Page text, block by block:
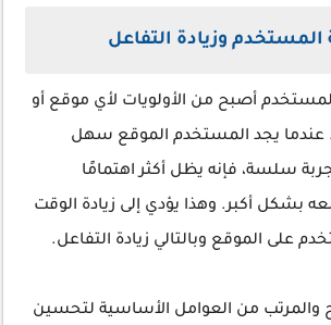
وزيادة التفاعل
أصبح من الأولويات لأي موقع أو
عندما يجد المستخدم الموقع سهل
سلسة، فإنه يظل أكثر اهتمامًا
بشكل أكبر. وهذا يؤدي إلى زيادة الوقت
على الموقع وبالتالي زيادة التفاعل.
والمرتب من العوامل الأساسية لتحسين